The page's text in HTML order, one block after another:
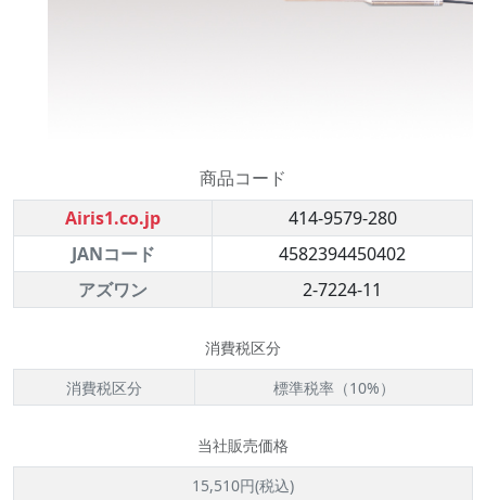
商品コード
Airis1.co.jp
414-9579-280
JANコード
4582394450402
アズワン
2-7224-11
消費税区分
消費税区分
標準税率（10%）
当社販売価格
15,510円(税込)